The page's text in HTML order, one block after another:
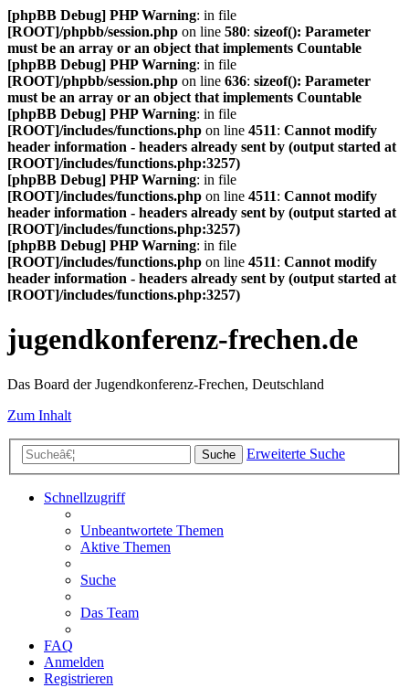
[phpBB Debug] PHP Warning: in file
[ROOT]/phpbb/session.php on line 580: sizeof(): Parameter
must be an array or an object that implements Countable
[phpBB Debug] PHP Warning: in file
[ROOT]/phpbb/session.php on line 636: sizeof(): Parameter
must be an array or an object that implements Countable
[phpBB Debug] PHP Warning: in file
[ROOT]/includes/functions.php on line 4511: Cannot modify
header information - headers already sent by (output started at
[ROOT]/includes/functions.php:3257)
[phpBB Debug] PHP Warning: in file
[ROOT]/includes/functions.php on line 4511: Cannot modify
header information - headers already sent by (output started at
[ROOT]/includes/functions.php:3257)
[phpBB Debug] PHP Warning: in file
[ROOT]/includes/functions.php on line 4511: Cannot modify
header information - headers already sent by (output started at
[ROOT]/includes/functions.php:3257)
jugendkonferenz-frechen.de
Das Board der Jugendkonferenz-Frechen, Deutschland
Zum Inhalt
Suche Erweiterte Suche
Schnellzugriff
Unbeantwortete Themen
Aktive Themen
Suche
Das Team
FAQ
Anmelden
Registrieren